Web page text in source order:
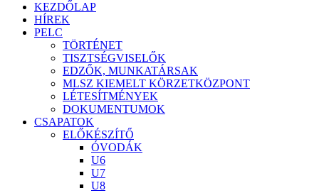
KEZDŐLAP
HÍREK
PELC
TÖRTÉNET
TISZTSÉGVISELŐK
EDZŐK, MUNKATÁRSAK
MLSZ KIEMELT KÖRZETKÖZPONT
LÉTESÍTMÉNYEK
DOKUMENTUMOK
CSAPATOK
ELŐKÉSZÍTŐ
ÓVODÁK
U6
U7
U8